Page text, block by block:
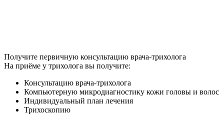
Получите первичную консультацию врача-трихолога
На приёме у трихолога вы получите:
Консультацию врача-трихолога
Компьютерную микродиагностику кожи головы и волос
Индивидуальный план лечения
Трихоскопию